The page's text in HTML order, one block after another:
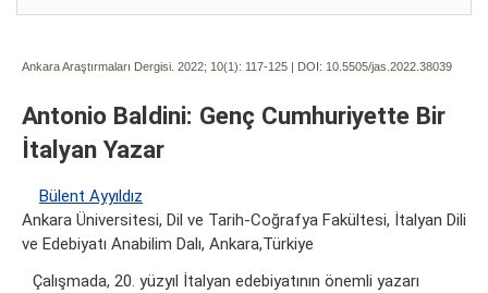
Ankara Araştırmaları Dergisi. 2022; 10(1): 117-125 | DOI: 10.5505/jas.2022.38039
Antonio Baldini: Genç Cumhuriyette Bir
İtalyan Yazar
Bülent Ayyıldız
Ankara Üniversitesi, Dil ve Tarih-Coğrafya Fakültesi, İtalyan Dili
ve Edebiyatı Anabilim Dalı, Ankara,Türkiye
Çalışmada, 20. yüzyıl İtalyan edebiyatının önemli yazarı